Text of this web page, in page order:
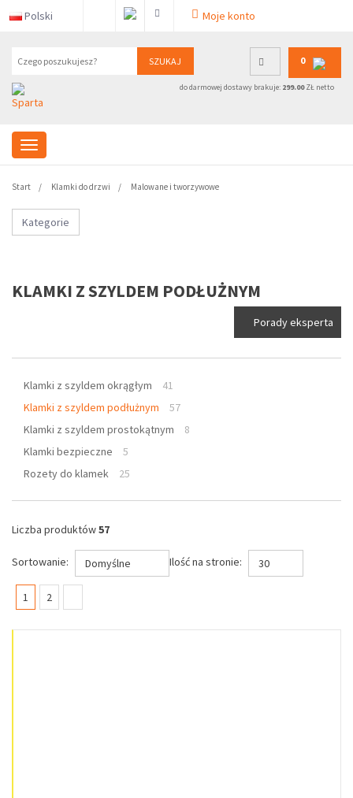
Polski Moje konto
SZUKAJ 0
do darmowej dostawy brakuje: 299.00ZŁ netto
Start Klamki do drzwi Malowane i tworzywowe
Kategorie
KLAMKI Z SZYLDEM PODŁUŻNYM
Porady eksperta
Klamki z szyldem okrągłym
41
Klamki z szyldem podłużnym
57
Klamki z szyldem prostokątnym
8
Klamki bezpieczne
5
Rozety do klamek
25
Liczba produktów57
Sortowanie: Domyślne Ilość na stronie: 30
1 (current)
2